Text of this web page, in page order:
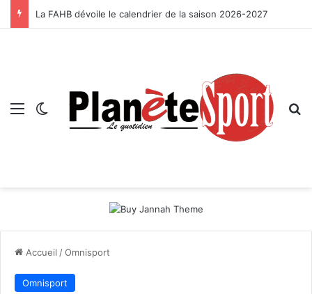
La FAHB dévoile le calendrier de la saison 2026-2027
Menu Switch skin
Accueil /Omnisport
Omnisport